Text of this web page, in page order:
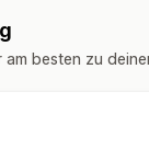
am besten zu